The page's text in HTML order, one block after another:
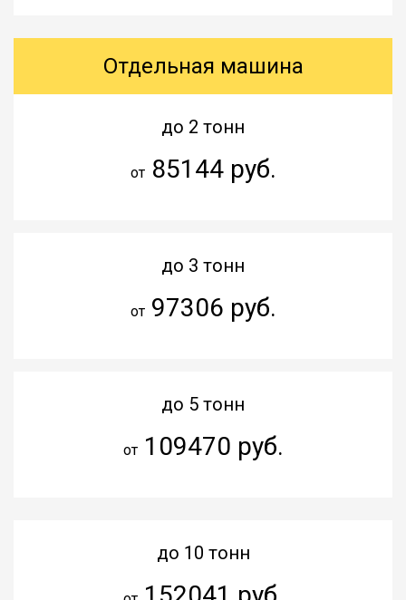
Отдельная машина
до 2 тонн
от85144 руб.
до 3 тонн
от97306 руб.
до 5 тонн
от109470 руб.
до 10 тонн